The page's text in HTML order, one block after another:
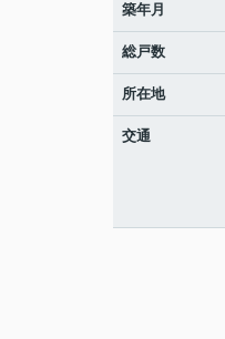
築年月
総戸数
所在地
交通